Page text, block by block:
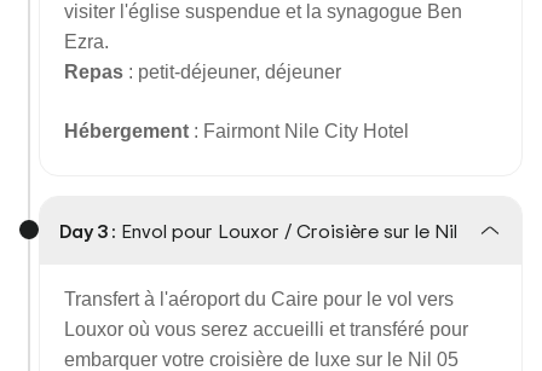
visiter l'église suspendue et la synagogue Ben
Ezra.
Repas : petit-déjeuner, déjeuner
Hébergement : Fairmont Nile City Hotel
Day 3 : Envol pour Louxor / Croisière sur le Nil
Transfert à l'aéroport du Caire pour le vol vers
Louxor où vous serez accueilli et transféré pour
embarquer votre croisière de luxe sur le Nil 05